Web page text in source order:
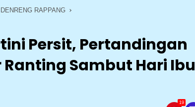
RAPPANG
Persit, Pertandingan
Ranting Sambut Hari Ibu
19